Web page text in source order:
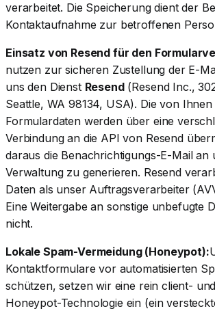
verarbeitet. Die Speicherung dient der
Kontaktaufnahme zur betroffenen
Einsatz von Resend für den
nutzen zur sicheren Zustellung der E-
uns den Dienst Resend(Resend Inc.,
Seattle, WA 98134, USA). Die von
Formulardaten werden über eine
Verbindung an die API von Resend
daraus die Benachrichtigungs-E-Mail an
Verwaltung zu generieren. Resend
Daten als unser Auftragsverarbeiter
Eine Weitergabe an sonstige unbefugte
nicht.
Lokale Spam-Vermeidung (Honeypot):
Kontaktformulare vor automatisierten
schützen, setzen wir eine rein client-
Honeypot-Technologie ein (ein